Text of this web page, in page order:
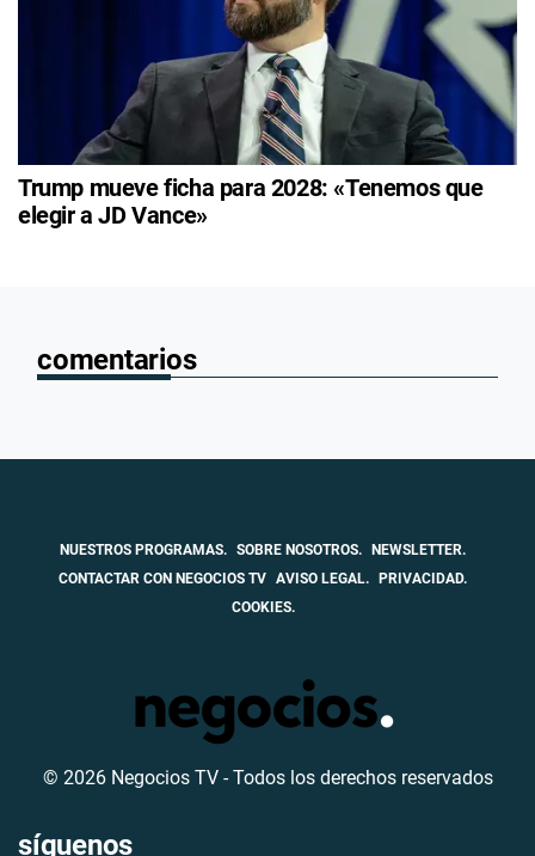
Trump mueve ficha para 2028: «Tenemos que
elegir a JD Vance»
comentarios
NUESTROS PROGRAMAS. SOBRE NOSOTROS.
NEWSLETTER.
CONTACTAR CON NEGOCIOS TV AVISO LEGAL.
PRIVACIDAD.
COOKIES.
© 2026 Negocios TV - Todos los derechos reservados
síguenos